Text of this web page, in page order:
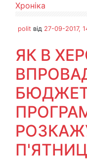
Хроніка
polit від 27-09-2017,
ЯК В